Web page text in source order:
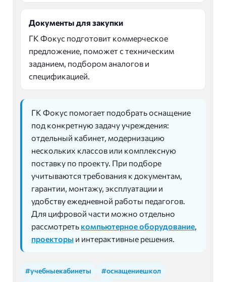
Документы для закупки
ГК Фокус подготовит коммерческое
предложение, поможет с техническим
заданием, подбором аналогов и
спецификацией.
ГК Фокус помогает подобрать оснащение
под конкретную задачу учреждения:
отдельный кабинет, модернизацию
нескольких классов или комплексную
поставку по проекту. При подборе
учитываются требования к документам,
гарантии, монтажу, эксплуатации и
удобству ежедневной работы педагогов.
Для цифровой части можно отдельно
рассмотреть компьютерное оборудование,
проекторы и интерактивные решения.
#учебныекабинеты
#оснащениешкол